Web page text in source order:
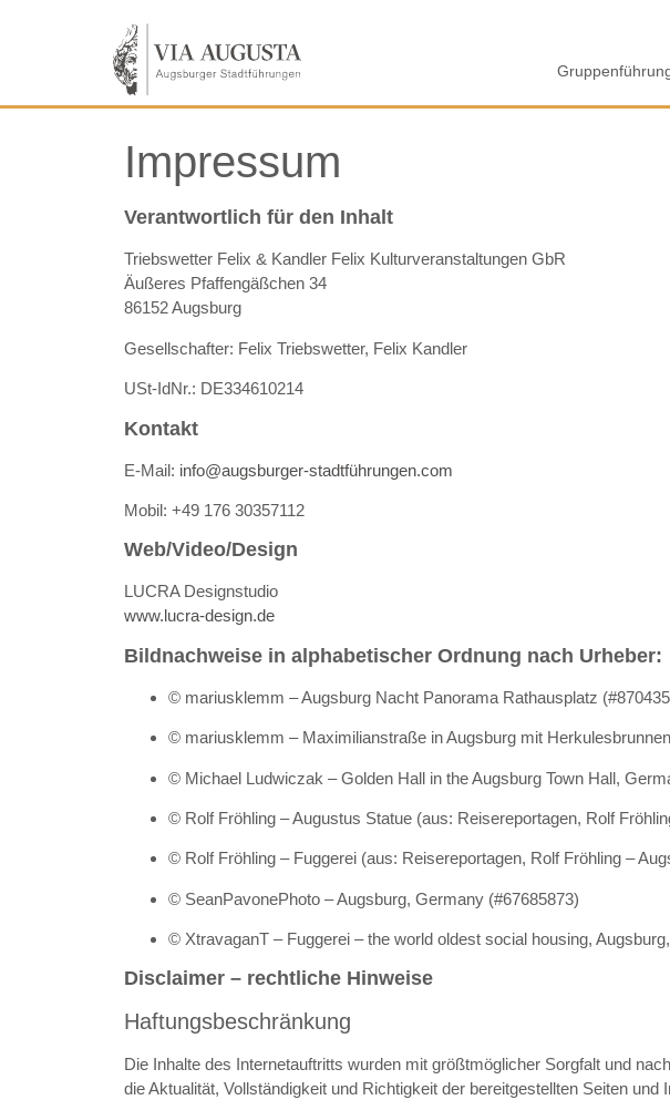
Impressum
Verantwortlich für den Inhalt
Triebswetter Felix & Kandler Felix Kulturveranstaltungen GbR
Äußeres Pfaffengäßchen 34
86152 Augsburg
Gesellschafter: Felix Triebswetter, Felix Kandler
USt-IdNr.: DE334610214
Kontakt
E-Mail: info@augsburger-stadtführungen.com
Mobil: +49 176 30357112
Web/Video/Design
LUCRA Designstudio
www.lucra-design.de
Bildnachweise in alphabetischer Ordnung nach Urheber:
© mariusklemm – Augsburg Nacht Panorama Rathausplatz
© mariusklemm – Maximilianstraße in Augsburg mit
© Michael Ludwiczak – Golden Hall in the Augsburg Town Hall,
© Rolf Fröhling – Augustus Statue (aus: Reisereportagen, Rolf
© Rolf Fröhling – Fuggerei (aus: Reisereportagen, Rolf Fröhling –
© SeanPavonePhoto – Augsburg, Germany (#67685873)
© XtravaganT – Fuggerei – the world oldest social housing,
Disclaimer – rechtliche Hinweise
Haftungsbeschränkung
Die Inhalte des Internetauftritts wurden mit größtmöglicher Sorgfalt und
die Aktualität, Vollständigkeit und Richtigkeit der bereitgestellten Seiten und